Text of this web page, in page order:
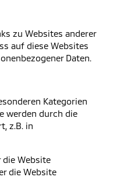
zu Websites anderer
auf diese Websites
Daten.
Kategorien
werden durch die
z.B. in
die Website
die Website